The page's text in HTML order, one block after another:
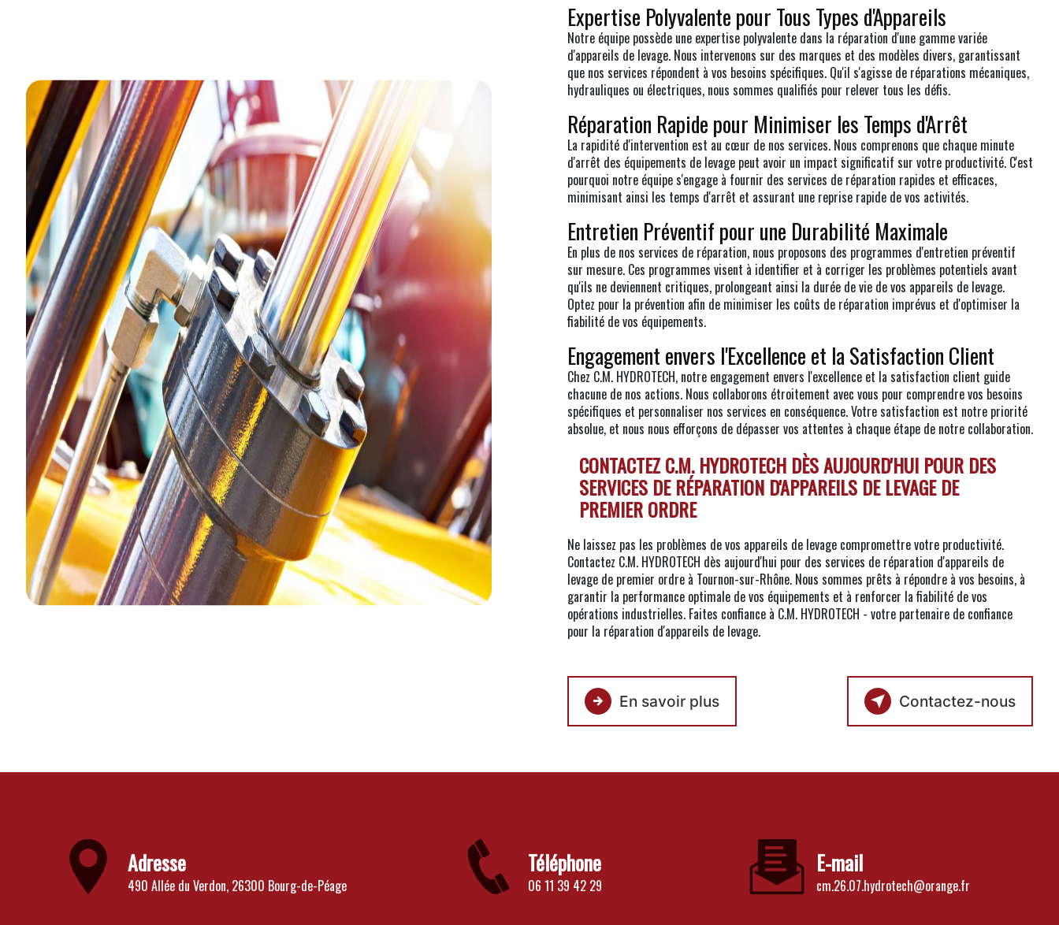
Expertise Polyvalente pour Tous Types d'Appareils
Notre équipe possède une expertise polyvalente dans la réparation d'une gamme variée
d'appareils de levage. Nous intervenons sur des marques et des modèles divers, garantissant
que nos services répondent à vos besoins spécifiques. Qu'il s'agisse de réparations mécaniques,
hydrauliques ou électriques, nous sommes qualifiés pour relever tous les défis.
Réparation Rapide pour Minimiser les Temps d'Arrêt
La rapidité d'intervention est au cœur de nos services. Nous comprenons que chaque minute
d'arrêt des équipements de levage peut avoir un impact significatif sur votre productivité. C'est
pourquoi notre équipe s'engage à fournir des services de réparation rapides et efficaces,
minimisant ainsi les temps d'arrêt et assurant une reprise rapide de vos activités.
Entretien Préventif pour une Durabilité Maximale
En plus de nos services de réparation, nous proposons des programmes d'entretien préventif
sur mesure. Ces programmes visent à identifier et à corriger les problèmes potentiels avant
qu'ils ne deviennent critiques, prolongeant ainsi la durée de vie de vos appareils de levage.
Optez pour la prévention afin de minimiser les coûts de réparation imprévus et d'optimiser la
fiabilité de vos équipements.
Engagement envers l'Excellence et la Satisfaction Client
Chez C.M. HYDROTECH, notre engagement envers l'excellence et la satisfaction client guide
chacune de nos actions. Nous collaborons étroitement avec vous pour comprendre vos besoins
spécifiques et personnaliser nos services en conséquence. Votre satisfaction est notre priorité
absolue, et nous nous efforçons de dépasser vos attentes à chaque étape de notre collaboration.
CONTACTEZ C.M. HYDROTECH DÈS AUJOURD'HUI POUR DES
SERVICES DE RÉPARATION D'APPAREILS DE LEVAGE DE
PREMIER ORDRE
Ne laissez pas les problèmes de vos appareils de levage compromettre votre productivité.
Contactez C.M. HYDROTECH dès aujourd'hui pour des services de réparation d'appareils de
levage de premier ordre à Tournon-sur-Rhône. Nous sommes prêts à répondre à vos besoins, à
garantir la performance optimale de vos équipements et à renforcer la fiabilité de vos
opérations industrielles. Faites confiance à C.M. HYDROTECH - votre partenaire de confiance
pour la réparation d'appareils de levage.
En savoir plus Contactez-nous
Adresse
490 Allée du Verdon, 26300 Bourg-de-Péage
Téléphone
06 11 39 42 29
E-mail
cm.26.07.hydrotech@orange.fr